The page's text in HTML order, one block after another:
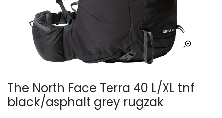
The North Face Terra 40 L/XL tnf
black/asphalt grey rugzak